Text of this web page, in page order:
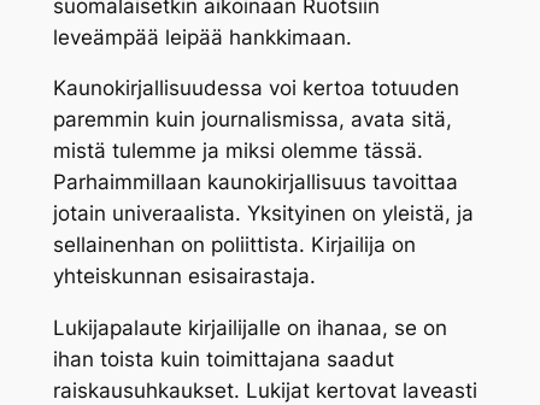
suomalaisetkin aikoinaan Ruotsiin
leveämpää leipää hankkimaan.
Kaunokirjallisuudessa voi kertoa totuuden
paremmin kuin journalismissa, avata sitä,
mistä tulemme ja miksi olemme tässä.
Parhaimmillaan kaunokirjallisuus tavoittaa
jotain univeraalista. Yksityinen on yleistä, ja
sellainenhan on poliittista. Kirjailija on
yhteiskunnan esisairastaja.
Lukijapalaute kirjailijalle on ihanaa, se on
ihan toista kuin toimittajana saadut
raiskausuhkaukset. Lukijat kertovat laveasti